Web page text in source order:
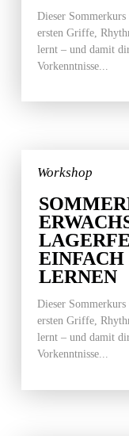
Dieser
ersten Griffe,
lernt – und damit
Vorkenntnisse...
Workshop
LERNEN
Dieser
ersten Griffe,
lernt – und damit
Vorkenntnisse...